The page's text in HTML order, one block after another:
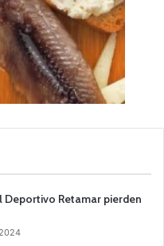
Deportivo Retamar pierden